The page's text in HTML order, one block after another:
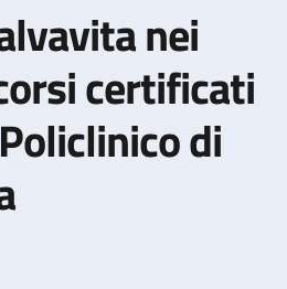
nei
certificati
di